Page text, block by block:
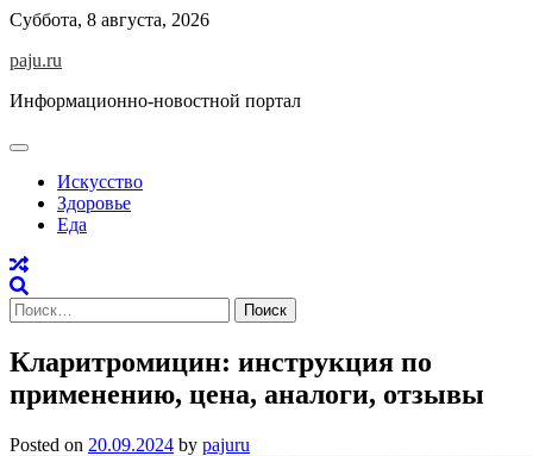
Skip
content
Суббота, 8 августа, 2026
paju.ru
Информационно-новостной портал
Искусство
Здоровье
Еда
Найти:
Кларитромицин: инструкция по
применению, цена, аналоги, отзывы
Posted on 20.09.2024 by pajuru